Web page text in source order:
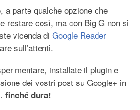
a parte qualche opzione che
restare così, ma con Big G non si
vicenda di Google Reader
sull’attenti.
installate il plugin e
dei vostri post su Google+ in
finché dura!